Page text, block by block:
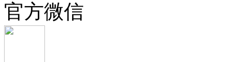
官方微信